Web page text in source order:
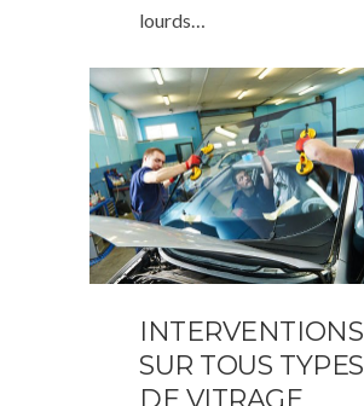
lourds…
INTERVENTIONS
SUR TOUS TYPES